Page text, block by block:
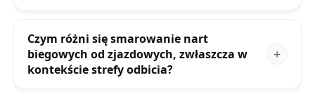
Czym różni się smarowanie nart
biegowych od zjazdowych, zwłaszcza w
kontekście strefy odbicia?